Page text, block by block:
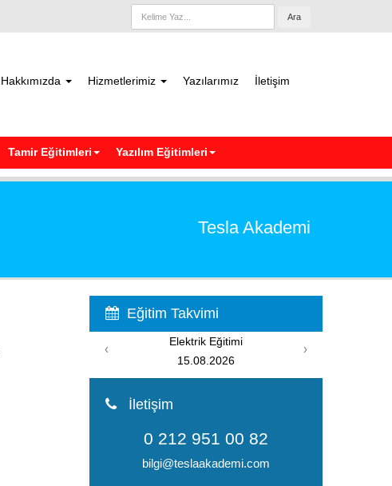
Ara
Hakkımızda Hizmetlerimiz Yazılarımız İletişim
Tamir Eğitimleri Yazılım Eğitimleri
Tesla Akademi
Eğitim Takvimi
Elektrik Eğitimi
15.08.2026
‹ ›
İletişim
0 212 951 00 82
bilgi@teslaakademi.com